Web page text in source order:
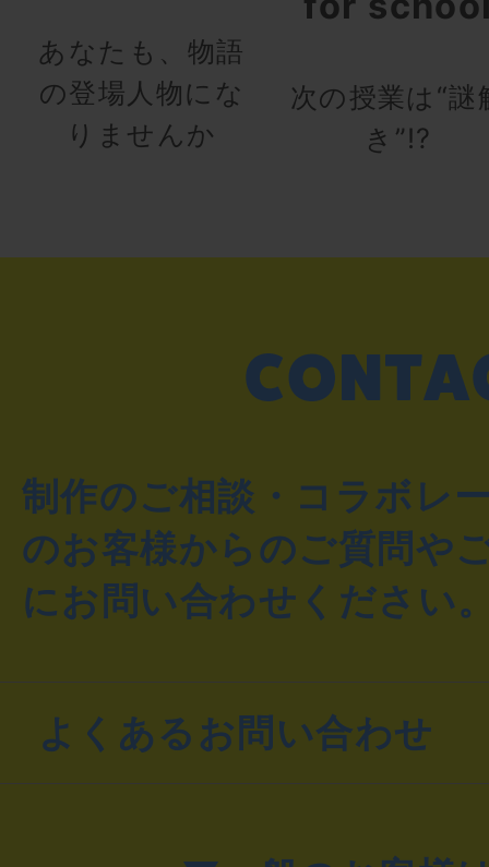
あなたも、物語
の登場人物にな
りませんか
次の授業は“謎
き”!?
制作のご相談・コラボレ
のお客様からのご質問や
にお問い合わせください
よくあるお問い合わせ